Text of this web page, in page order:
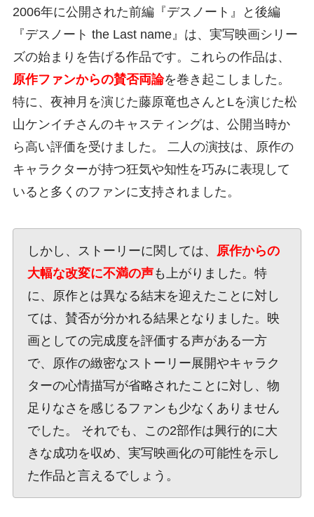
2006年に公開された前編『デスノート』と後編
『デスノート the Last name』は、実写映画シリー
ズの始まりを告げる作品です。これらの作品は、
原作ファンからの賛否両論を巻き起こしました。
特に、夜神月を演じた藤原竜也さんとLを演じた松
山ケンイチさんのキャスティングは、公開当時か
ら高い評価を受けました。 二人の演技は、原作の
キャラクターが持つ狂気や知性を巧みに表現して
いると多くのファンに支持されました。
しかし、ストーリーに関しては、 原作からの
大幅な改変に不満の声も上がりました。特
に、原作とは異なる結末を迎えたことに対し
ては、賛否が分かれる結果となりました。映
画としての完成度を評価する声がある一方
で、原作の緻密なストーリー展開やキャラク
ターの心情描写が省略されたことに対し、物
足りなさを感じるファンも少なくありません
でした。 それでも、この2部作は興行的に大
きな成功を収め、実写映画化の可能性を示し
た作品と言えるでしょう。